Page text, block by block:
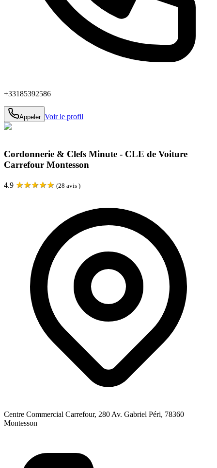
+33185392586
Appeler Voir le profil
Cordonnerie & Clefs Minute - CLE de Voiture
Carrefour Montesson
4.9 ★★★★★ (28 avis )
Centre Commercial Carrefour, 280 Av. Gabriel Péri, 78360
Montesson